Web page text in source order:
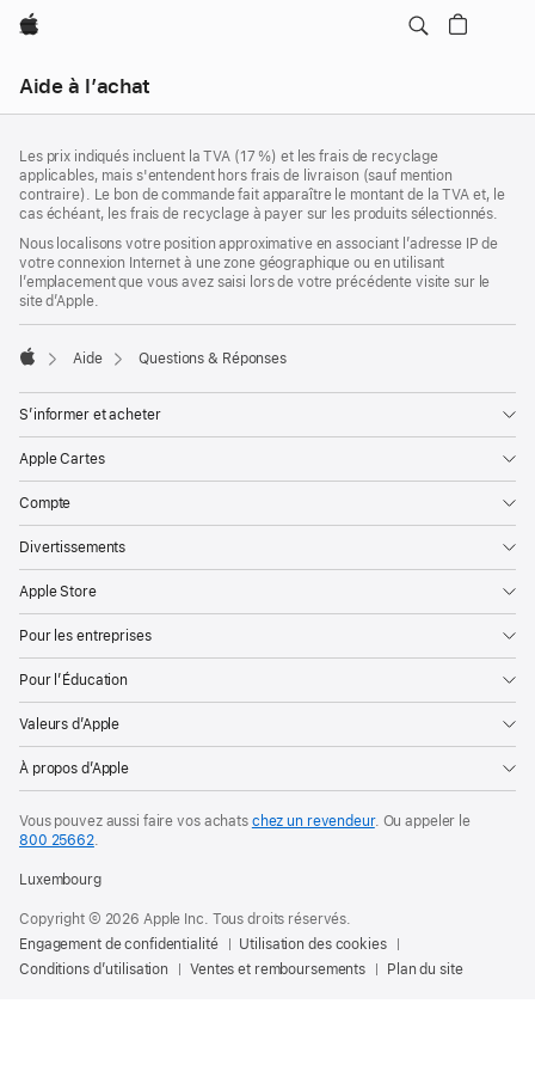
Apple
Aide à l’achat
locale
menu
Ouvrir
de
page
de
bas
de
Les prix indiqués incluent la TVA (17 %) et les frais de recyclage
applicables, mais s'entendent hors frais de livraison (sauf mention
contraire). Le bon de commande fait apparaître le montant de la TVA et, le
cas échéant, les frais de recyclage à payer sur les produits sélectionnés.
Nous localisons votre position approximative en associant l’adresse IP de
votre connexion Internet à une zone géographique ou en utilisant
l’emplacement que vous avez saisi lors de votre précédente visite sur le
site d’Apple.
Aide Questions & Réponses
S’informer et acheter
Apple Cartes
Compte
Divertissements
Apple Store
Pour les entreprises
Pour l’Éducation
Valeurs d’Apple
À propos d’Apple
Vous pouvez aussi faire vos achats chez un revendeur. Ou appeler le
800 25662.
Luxembourg
Copyright © 2026 Apple Inc. Tous droits réservés.
Engagement de confidentialité
Utilisation des cookies
Conditions d’utilisation
Ventes et remboursements Plan du site